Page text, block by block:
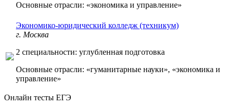
Основные отрасли: «экономика и управление»
Экономико-юридический колледж (техникум)
г. Москва
2 специальности: углубленная подготовка
Основные отрасли: «гуманитарные науки», «экономика и
управление»
Онлайн тесты ЕГЭ